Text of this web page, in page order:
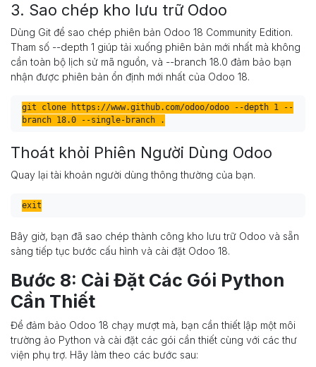
3. Sao chép kho lưu trữ Odoo
Dùng Git để sao chép phiên bản Odoo 18 Community Edition.
Tham số --depth 1 giúp tải xuống phiên bản mới nhất mà không
cần toàn bộ lịch sử mã nguồn, và --branch 18.0 đảm bảo bạn
nhận được phiên bản ổn định mới nhất của Odoo 18.
git clone https://www.github.com/odoo/odoo --depth 1 --
Thoát khỏi Phiên Người Dùng Odoo
Quay lại tài khoản người dùng thông thường của bạn.
Bây giờ, bạn đã sao chép thành công kho lưu trữ Odoo và sẵn
sàng tiếp tục bước cấu hình và cài đặt Odoo 18.
Bước 8: Cài Đặt Các Gói Python
Cần Thiết
Để đảm bảo Odoo 18 chạy mượt mà, bạn cần thiết lập một môi
trường ảo Python và cài đặt các gói cần thiết cùng với các thư
viện phụ trợ. Hãy làm theo các bước sau: